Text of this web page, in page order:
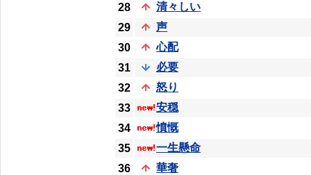
28
清々しい
29
声
30
心配
31
必要
32
怒り
33
安穏
34
憤慨
35
一生懸命
36
華奢